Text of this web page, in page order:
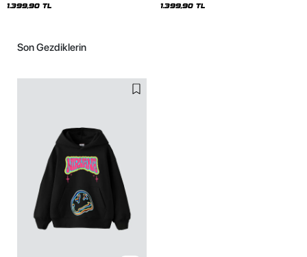
1.399,90 TL 1.399,90 TL
Son Gezdiklerin